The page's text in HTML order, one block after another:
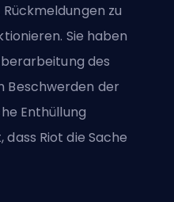
zu
Sie haben
des
Beschwerden der
Enthüllung
Riot die Sache